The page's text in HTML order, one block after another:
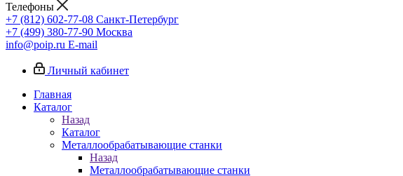
Телефоны
+7 (812) 602-77-08 Санкт-Петербург
+7 (499) 380-77-90 Москва
info@poip.ru E-mail
Личный кабинет
Главная
Каталог
Назад
Каталог
Металлообрабатывающие станки
Назад
Металлообрабатывающие станки